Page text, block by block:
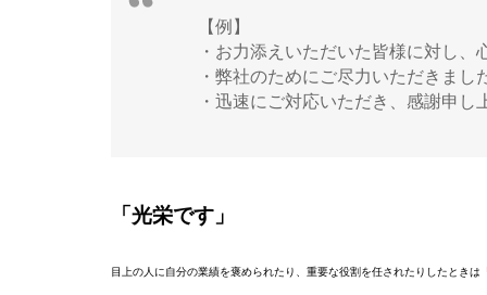
【例】
・お力添えいただいた皆様に対し、
・弊社のためにご尽力いただきま
・迅速にご対応いただき、感謝申し
「光栄です」
目上の人に自分の業績を褒められたり、重要な役割を任されたりしたとき